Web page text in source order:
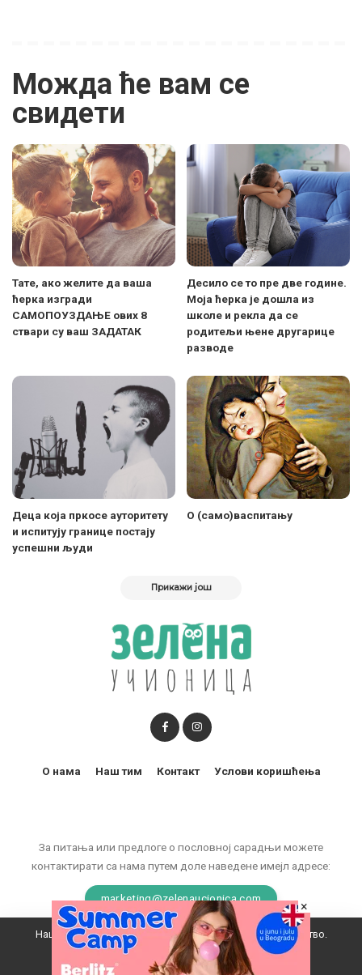
Можда ће вам се
свидети
Тате, ако желите да ваша
ћерка изгради
САМОПОУЗДАЊЕ ових 8
ствари су ваш ЗАДАТАК
Десило се то пре две године.
Моја ћерка је дошла из
школе и рекла да се
родитељи њене другарице
разводе
Деца која пркосе ауторитету
и испитују границе постају
успешни људи
О (само)васпитању
Прикажи још
За питања или предлоге о пословној сарадњи можете
контактирати са нама путем доле наведене имејл адресе:
marketing@zelenaucionica.com
О нама Наш тим Контакт Услови коришћења
© 2011-2024 Copyright by Zelena učionica. All Rights reserved.
Наш вебсајт користи колачиће да побољша ваше искуство.
Прихватам
×